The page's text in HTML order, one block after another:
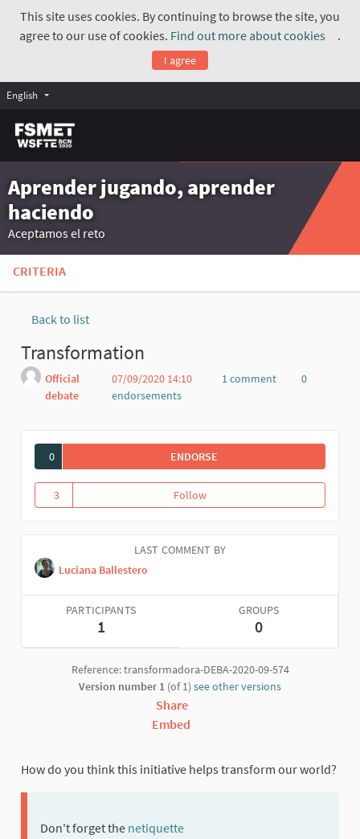
This site uses cookies. By continuing to browse the site, you
agree to our use of cookies. Find out more about cookies
.
I agree
English
Aprender jugando, aprender
haciendo
Aceptamos el reto
CRITERIA
Back to list
Transformation
Official
debate
07/09/2020 14:10 1 comment
0
endorsements
0 ENDORSE
3
3 followers
FollowTransformation
LAST COMMENT BY
Luciana Ballestero
PARTICIPANTS
1
GROUPS
0
Reference: transformadora-DEBA-2020-09-574
Version number 1 (of 1) see other versions
Share
Embed
How do you think this initiative helps transform our world?
Don't forget the netiquette